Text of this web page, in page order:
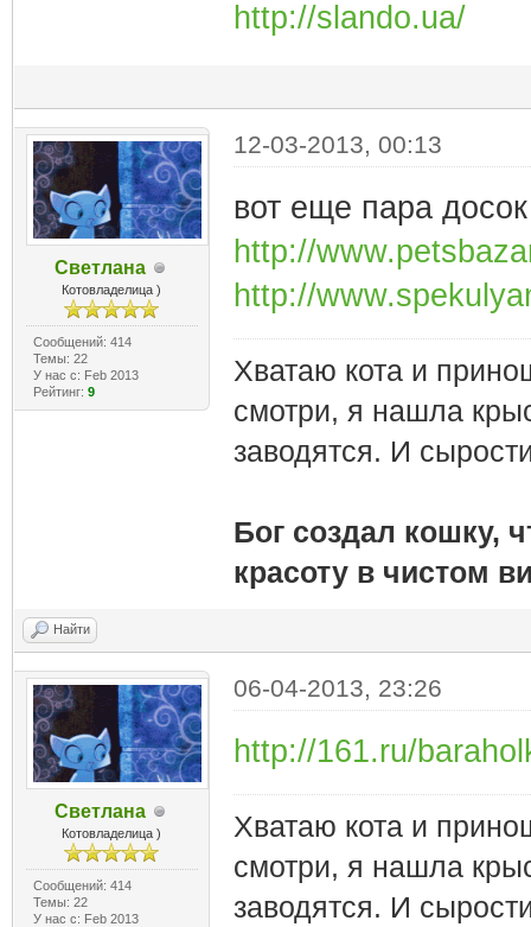
http://slando.ua/
Светлана
Котовладелица )
Сообщений: 414
Темы: 22
У нас с: Feb 2013
Рейтинг: 9
12-03-2013, 00:13
вот еще пара досок
http://
http://
Хватаю кота и
смотри, я нашла
заводятся. И
Бог создал кошку,
красоту в чистом
Найти
Светлана
Котовладелица )
Сообщений: 414
Темы: 22
У нас с: Feb 2013
06-04-2013, 23:26
http://161.ru/
Хватаю кота и
смотри, я нашла
заводятся. И